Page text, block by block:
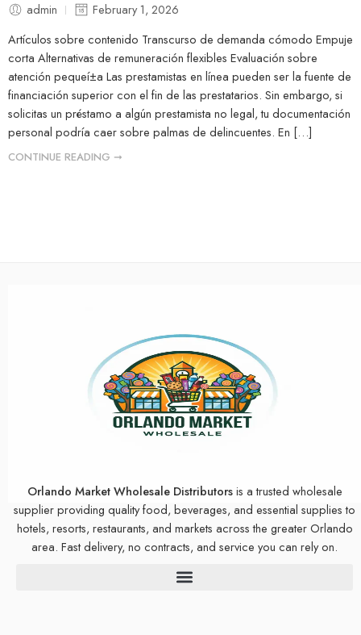
admin
February 1, 2026
Artículos sobre contenido Transcurso de demanda cómodo Empuje
corta Alternativas de remuneración flexibles Evaluación sobre
atención pequeí±a Las prestamistas en línea pueden ser la fuente de
financiación superior con el fin de las prestatarios. Sin embargo, si
solicitas un préstamo a algún prestamista no legal, tu documentación
personal podría caer sobre palmas de delincuentes. En […]
CONTINUE READING ➞
Orlando Market Wholesale Distributorsis a trusted wholesale
supplier providing quality food, beverages, and essential supplies to
hotels, resorts, restaurants, and markets across the greater Orlando
area. Fast delivery, no contracts, and service you can rely on.